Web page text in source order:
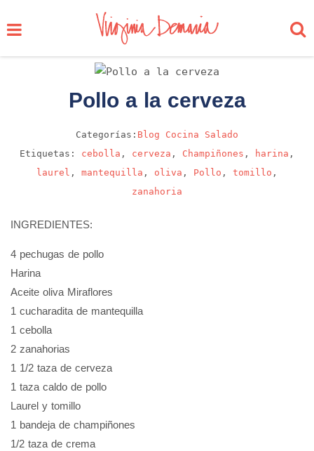
Pollo a la cerveza
Categorías: Blog Cocina
Salado
Etiquetas: cebolla , cerveza , Champiñones , harina ,
laurel , mantequilla , oliva , Pollo , tomillo ,
zanahoria
INGREDIENTES:
4 pechugas de pollo
Harina
Aceite oliva Miraflores
1 cucharadita de mantequilla
1 cebolla
2 zanahorias
1 1/2 taza de cerveza
1 taza caldo de pollo
Laurel y tomillo
1 bandeja de champiñones
1/2 taza de crema